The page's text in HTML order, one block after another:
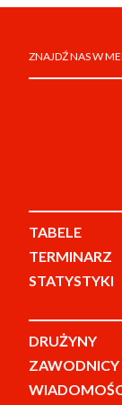
ZNAJDŹ NAS W
TABELE
TERMINARZ
STATYSTYKI
DRUŻYNY
ZAWODNICY